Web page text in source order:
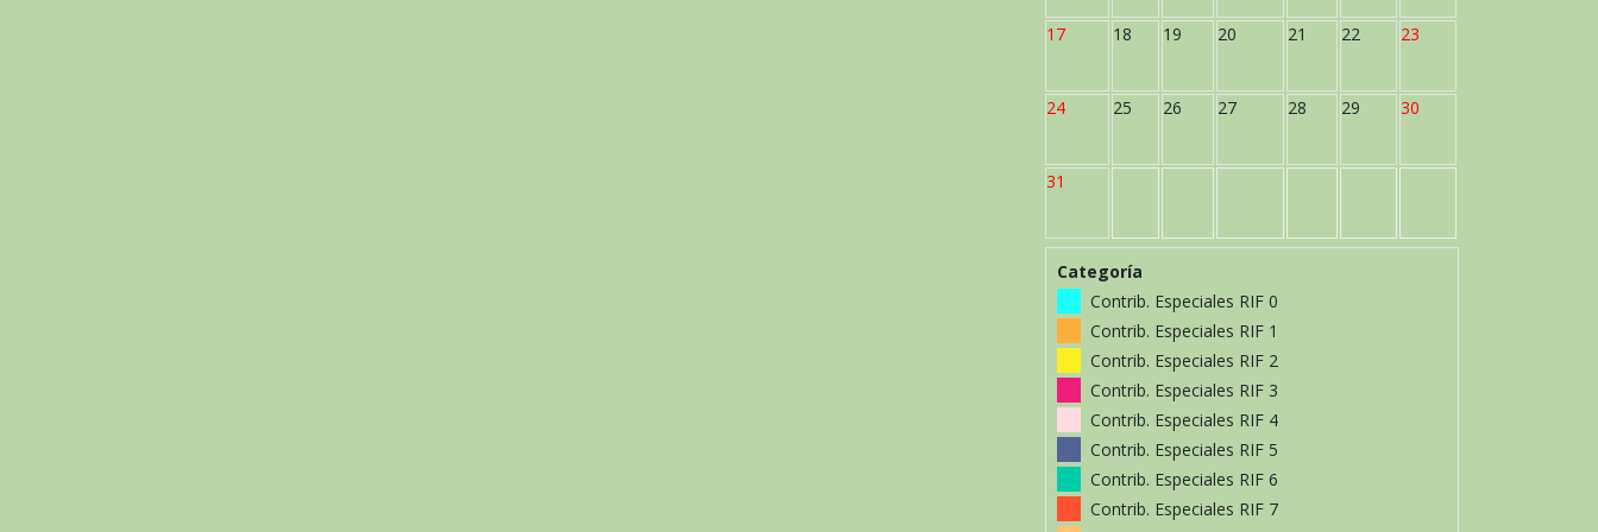
17 18 19 20 21 22 23
24 25 26 27 28 29 30
31
Categoría
Contrib. Especiales RIF 0
Contrib. Especiales RIF 1
Contrib. Especiales RIF 2
Contrib. Especiales RIF 3
Contrib. Especiales RIF 4
Contrib. Especiales RIF 5
Contrib. Especiales RIF 6
Contrib. Especiales RIF 7